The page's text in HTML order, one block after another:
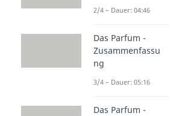
2/4 – Dauer: 04:46
Das Parfum -
Zusammenfassu
ng
3/4 – Dauer: 05:16
Das Parfum -